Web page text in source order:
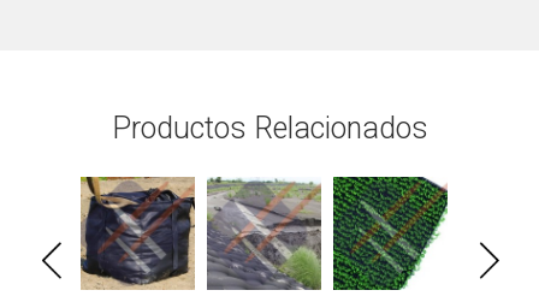
Productos Relacionados